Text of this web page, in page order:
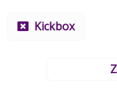
Kickbox